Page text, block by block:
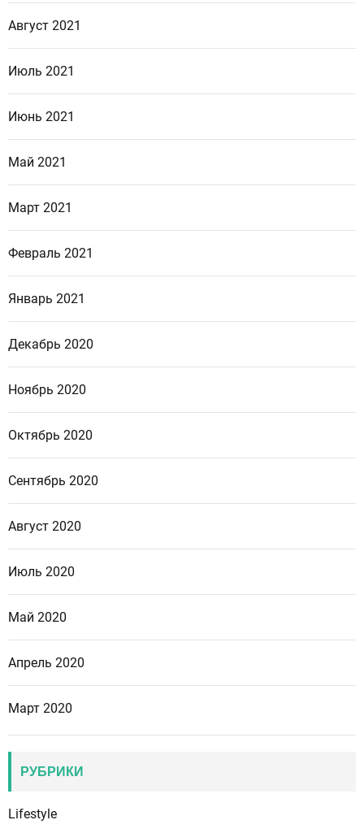
Август 2021
Июль 2021
Июнь 2021
Май 2021
Март 2021
Февраль 2021
Январь 2021
Декабрь 2020
Ноябрь 2020
Октябрь 2020
Сентябрь 2020
Август 2020
Июль 2020
Май 2020
Апрель 2020
Март 2020
РУБРИКИ
Lifestyle